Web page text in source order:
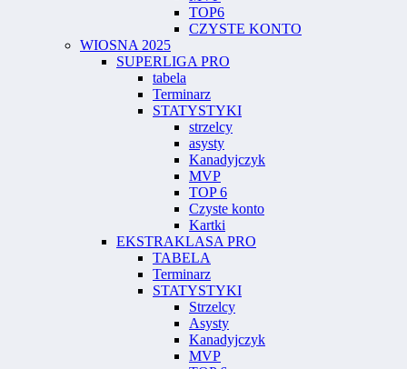
TOP6
CZYSTE KONTO
WIOSNA 2025
SUPERLIGA PRO
tabela
Terminarz
STATYSTYKI
strzelcy
asysty
Kanadyjczyk
MVP
TOP 6
Czyste konto
Kartki
EKSTRAKLASA PRO
TABELA
Terminarz
STATYSTYKI
Strzelcy
Asysty
Kanadyjczyk
MVP